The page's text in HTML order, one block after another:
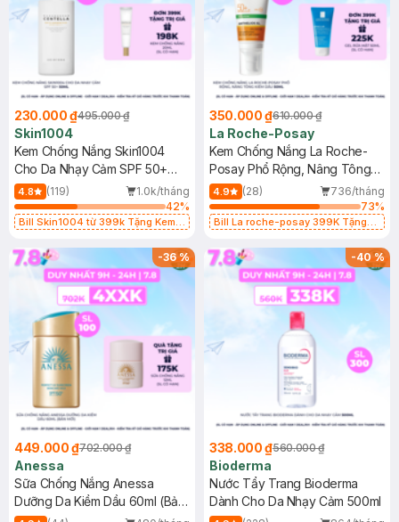
230.000 ₫495.000 ₫
Skin1004
Kem Chống Nắng Skin1004
Cho Da Nhạy Cảm SPF 50+
50ml
4.8 (119)
1.0k/tháng
42%
Bill Skin1004 từ 399k Tặng Kem
SPF 50+ 20ml (SL Có Hạn)
350.000 ₫610.000 ₫
La Roche-Posay
Kem Chống Nắng La Roche-
Posay Phổ Rộng, Nâng Tông
Kiềm Dầu 50ml
4.9 (28)
736/tháng
73%
Bill La roche-posay 399K Tặng
(SL có hạn)
-36%
449.000 ₫702.000 ₫
Anessa
Sữa Chống Nắng Anessa
Dưỡng Da Kiềm Dầu 60ml (Bản
Mới)
-40%
338.000 ₫560.000 ₫
Bioderma
Nước Tẩy Trang Bioderma
Dành Cho Da Nhạy Cảm 500ml